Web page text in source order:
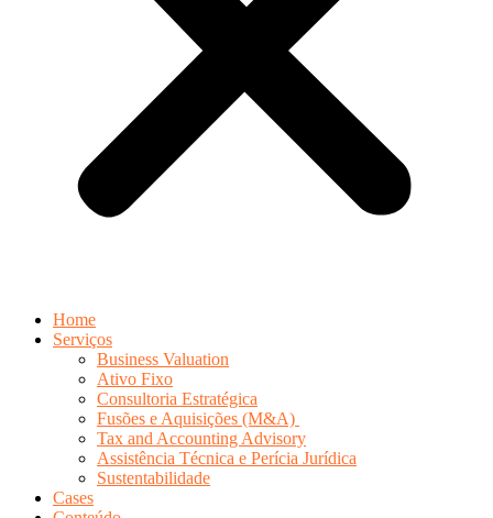
Home
Serviços
Business Valuation
Ativo Fixo
Consultoria Estratégica
Fusões e Aquisições (M&A)
Tax and Accounting Advisory
Assistência Técnica e Perícia Jurídica
Sustentabilidade
Cases